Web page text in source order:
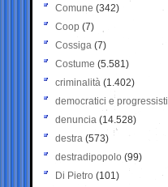
Comune (342)
Coop (7)
Cossiga (7)
Costume (5.581)
criminalità (1.402)
democratici e progressisti
denuncia (14.528)
destra (573)
destradipopolo (99)
Di Pietro (101)